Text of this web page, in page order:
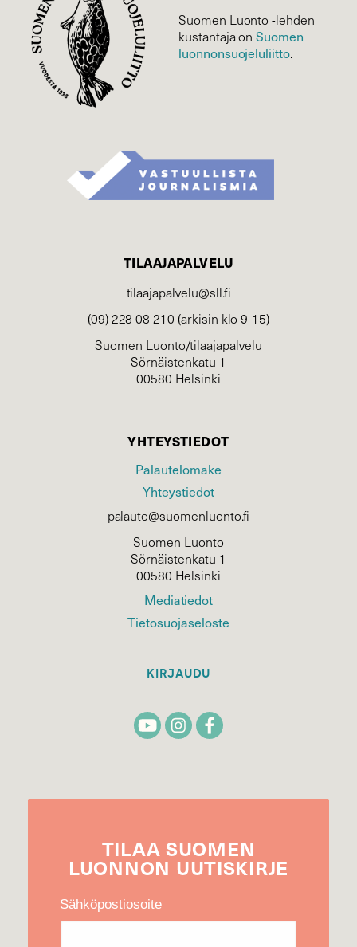
Suomen Luonto -lehden
kustantaja onSuomen
luonnonsuojelu­liitto.
TILAAJAPALVELU
tilaajapalvelu@sll.fi
(09) 228 08 210 (arkisin klo 9-15)
Suomen Luonto/tilaajapalvelu
Sörnäistenkatu 1
00580 Helsinki
YHTEYSTIEDOT
Palautelomake
Yhteystiedot
palaute@suomenluonto.fi
Suomen Luonto
Sörnäistenkatu 1
00580 Helsinki
Mediatiedot
Tietosuojaseloste
KIRJAUDU
TILAA SUOMEN
LUONNON UUTIS­KIRJE
Sähköpostiosoite